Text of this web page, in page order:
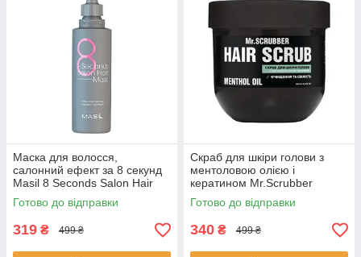
Маска для волосся,
салонний ефект за 8 секунд
Masil 8 Seconds Salon Hair
Mask 100 ml
Готово до відправки
319 ₴ 499 ₴
Скраб для шкіри голови з
ментоловою олією і
кератином Mr.Scrubber
Menthol Oil Hair Scrub 250 g
Готово до відправки
340 ₴ 499 ₴